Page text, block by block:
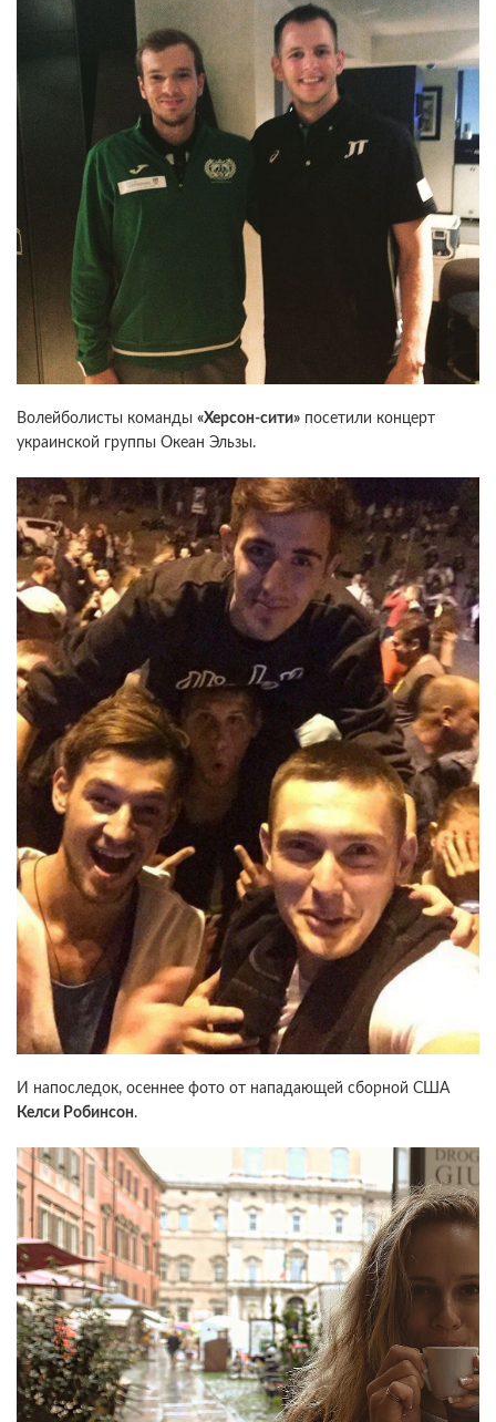
Волейболисты команды «Херсон-сити» посетили концерт
украинской группы Океан Эльзы.
И напоследок, осеннее фото от нападающей сборной США
Келси Робинсон.